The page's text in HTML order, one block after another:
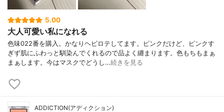
5.00
大人可愛い私になれる
色味022番を購入。かなりヘビロテしてます。ピンクだけど、ピンクす
ぎず肌にふわっと馴染んでくれるので品よく纏まります。色もちもまぁ
まぁします。今はマスクでどうし…続きを見る
ADDICTION(アディクション)